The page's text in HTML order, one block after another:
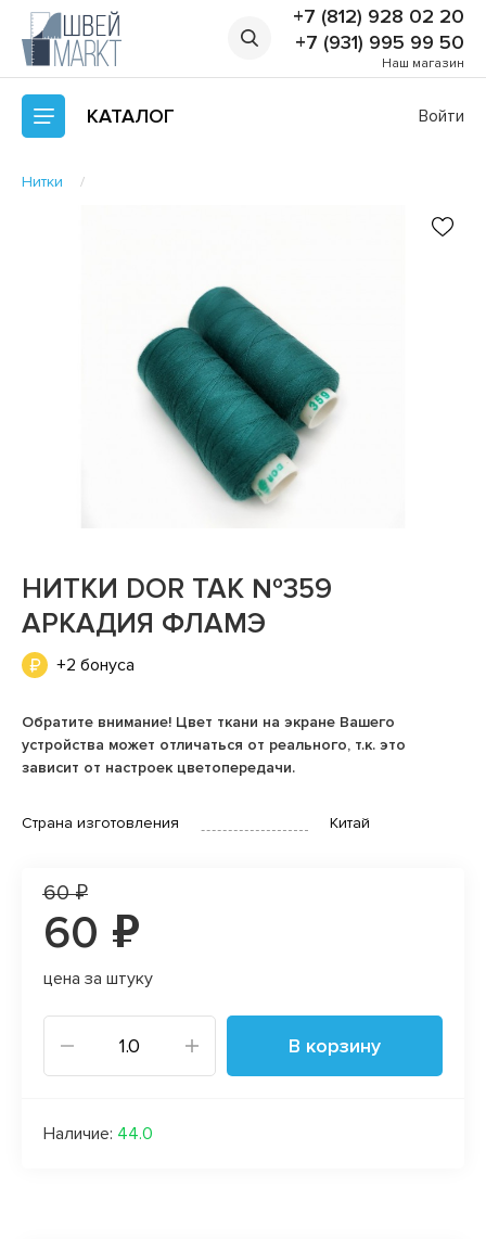
+7 (812) 928 02 20
+7 (931) 995 99 50
Наш магазин
КАТАЛОГ Войти
Нитки
НИТКИ DOR TAK №359
АРКАДИЯ ФЛАМЭ
+2 бонуса
Обратите внимание! Цвет ткани на экране Вашего
устройства может отличаться от реального, т.к. это
зависит от настроек цветопередачи.
Страна изготовления Китай
60 ₽
60 ₽
цена за штуку
В корзину
Наличие: 44.0